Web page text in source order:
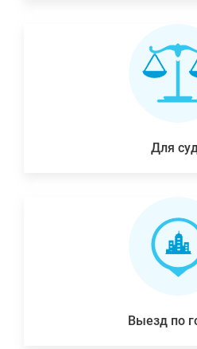
Для
Выезд по